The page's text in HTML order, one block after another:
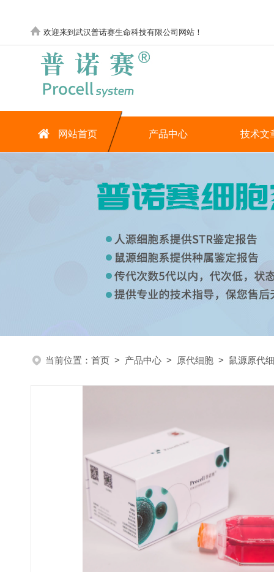
欢迎来到武汉普诺赛生命科技有限公司网站！
网站首页 产品中心 技术文
当前位置： 首页 > 产品中心 > 原代细胞 > 鼠源原代